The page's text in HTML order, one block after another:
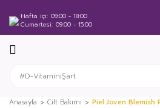
Hafta içi 09:00 - 18:00
Cumartesi 09:00 - 15:00
Anasayfa Cilt Bakımı Piel Joven Blemish